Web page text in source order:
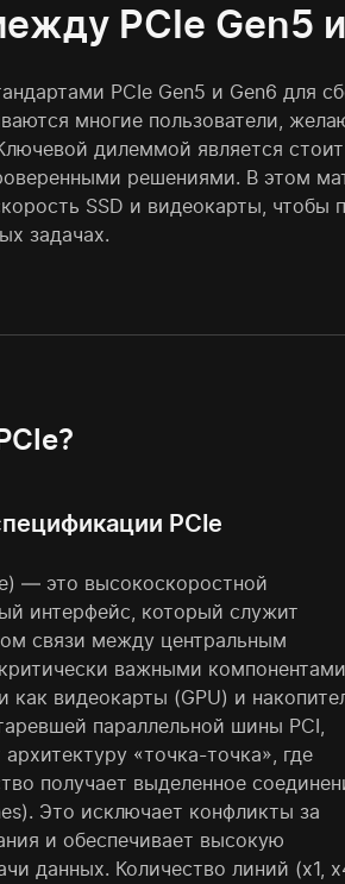
PCIe Gen5
PCIe Gen5 и Gen6 для
многие пользователи,
дилеммой является
решениями. В этом
SSD и видеокарты,
задачах.
PCIe
— это высокоскоростной
интерфейс, который служит
связи между центральным
важными компонентами
как видеокарты (GPU) и
параллельной шины PCI,
архитектуру «точка-точка», где
получает выделенное
Это исключает конфликты за
и обеспечивает высокую
данных. Количество линий (x1,